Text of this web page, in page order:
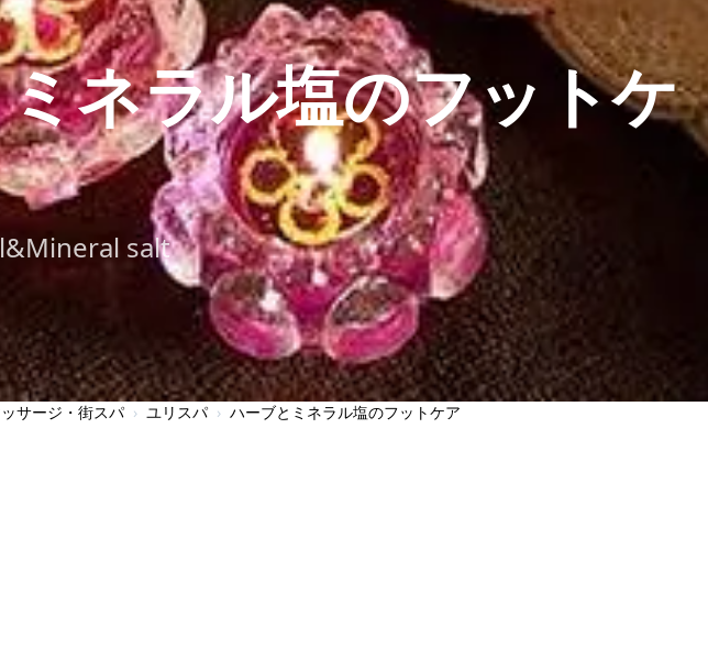
ネラル塩のフットケ
salt
サージ・街スパ › ユリスパ › ハーブとミネラル塩のフットケア